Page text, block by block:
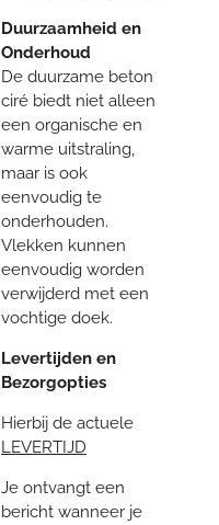
Duurzaamheid en
Onderhoud
De duurzame beton
ciré biedt niet alleen
een organische en
warme uitstraling,
maar is ook
eenvoudig te
onderhouden.
Vlekken kunnen
eenvoudig worden
verwijderd met een
vochtige doek.
Levertijden en
Bezorgopties
Hierbij de actuele
LEVERTIJD
Je ontvangt een
bericht wanneer je